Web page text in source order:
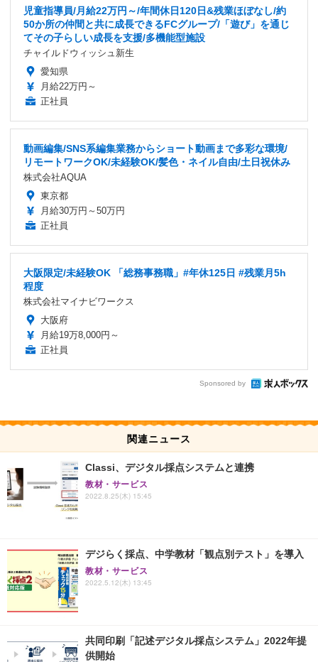
児童指導員/月給22万円～/年間休日120日&残業ほぼなし/約
50か所の仲間と共に成長できるFCグループ/「遊び」を通じ
てその子らしい成長を支援/多機能型施設
チャイルドウィッシュ新生
愛知県
月給22万円～
正社員
動画編集/SNS系編集業務からショート動画まで多彩な環境/
リモートワークOK/未経験OK/髪色・ネイル自由/土日祝休み
株式会社AQUA
東京都
月給30万円～50万円
正社員
大阪限定/未経験OK 「総務事務職」#年休125日 #残業月5h
程度
株式会社マイナビワークス
大阪府
月給19万8,000円～
正社員
Sponsored by
関連ニュース
Classi、デジタル採点システムと連携
教材・サービス
2022.8.25(木) 15:45
デジらく採点、中学教材「観点別テスト」を導入
教材・サービス
2022.5.12(木) 13:45
共同印刷「記述デジタル採点システム」2022年提
供開始